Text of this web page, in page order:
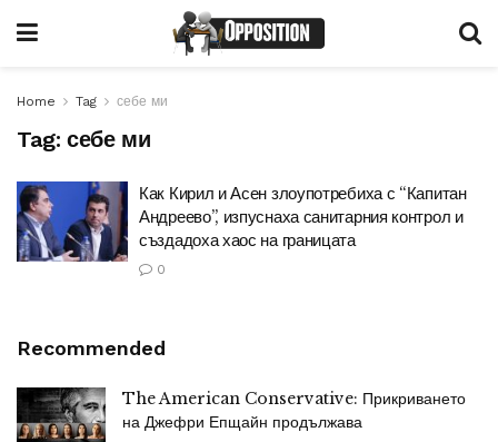
Home Tag себе ми
Tag: себе ми
Как Кирил и Асен злоупотребиха с “Капитан
Андреево”, изпуснаха санитарния контрол и
създадоха хаос на границата
0
Recommended
The American Conservative: Прикриването
на Джефри Епщайн продължава